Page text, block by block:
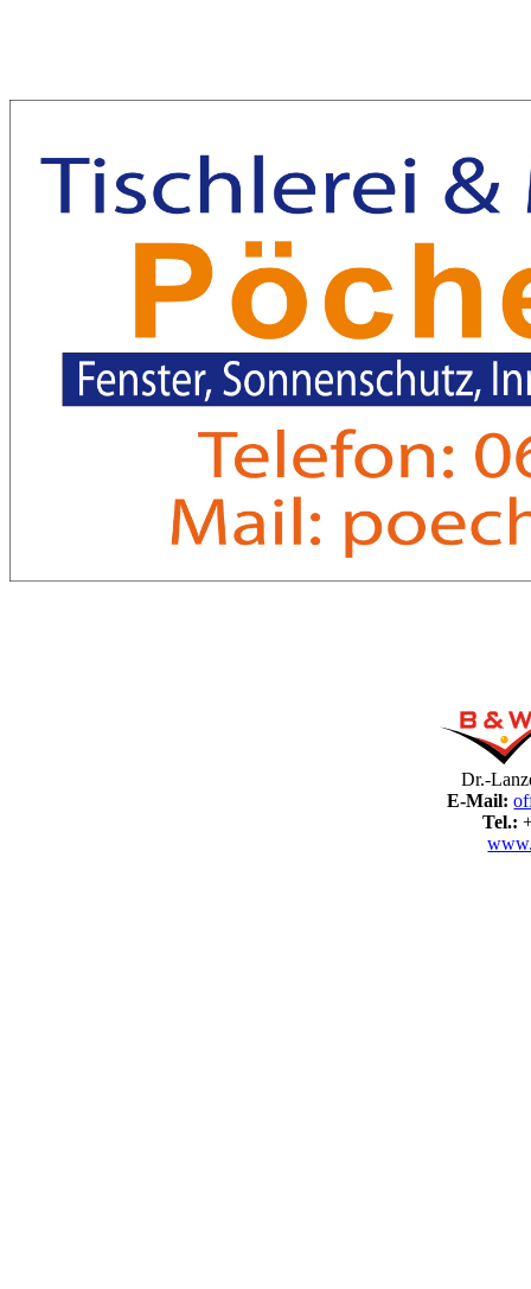
Dr.-
E-Mail:
Tel.: